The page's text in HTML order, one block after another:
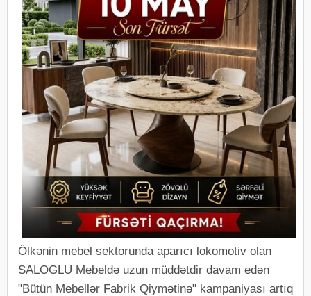
Ölkənin mebel sektorunda aparıcı lokomotiv olan
SALOGLU Mebeldə uzun müddətdir davam edən
"Bütün Mebellər Fabrik Qiymətinə" kampaniyası artıq